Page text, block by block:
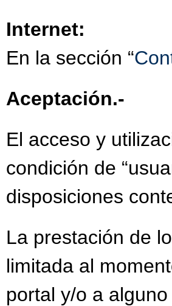
Internet:
En la sección “
Aceptación.-
El acceso y
condición de
disposiciones
La prestación de
limitada al
portal y/o a